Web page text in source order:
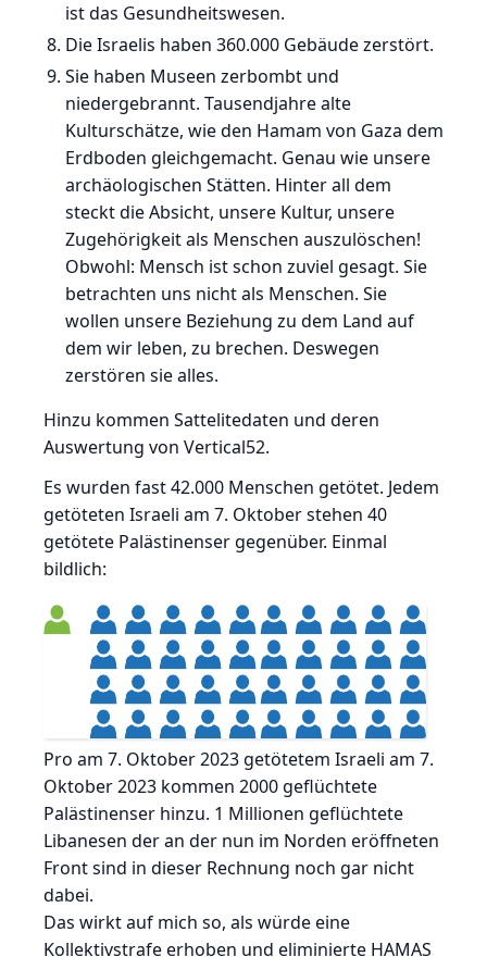
ist das Gesundheitswesen.
Die Israelis haben 360.000 Gebäude zerstört.
Sie haben Museen zerbombt und
niedergebrannt. Tausendjahre alte
Kulturschätze, wie den Hamam von Gaza dem
Erdboden gleichgemacht. Genau wie unsere
archäologischen Stätten. Hinter all dem
steckt die Absicht, unsere Kultur, unsere
Zugehörigkeit als Menschen auszulöschen!
Obwohl: Mensch ist schon zuviel gesagt. Sie
betrachten uns nicht als Menschen. Sie
wollen unsere Beziehung zu dem Land auf
dem wir leben, zu brechen. Deswegen
zerstören sie alles.
Hinzu kommen Sattelitedaten und deren
Auswertung von Vertical52.
Es wurden fast 42.000 Menschen getötet. Jedem
getöteten Israeli am 7. Oktober stehen 40
getötete Palästinenser gegenüber. Einmal
bildlich:
Pro am 7. Oktober 2023 getötetem Israeli am 7.
Oktober 2023 kommen 2000 geflüchtete
Palästinenser hinzu. 1 Millionen geflüchtete
Libanesen der an der nun im Norden eröffneten
Front sind in dieser Rechnung noch gar nicht
dabei.
Das wirkt auf mich so, als würde eine
Kollektivstrafe erhoben und eliminierte HAMAS